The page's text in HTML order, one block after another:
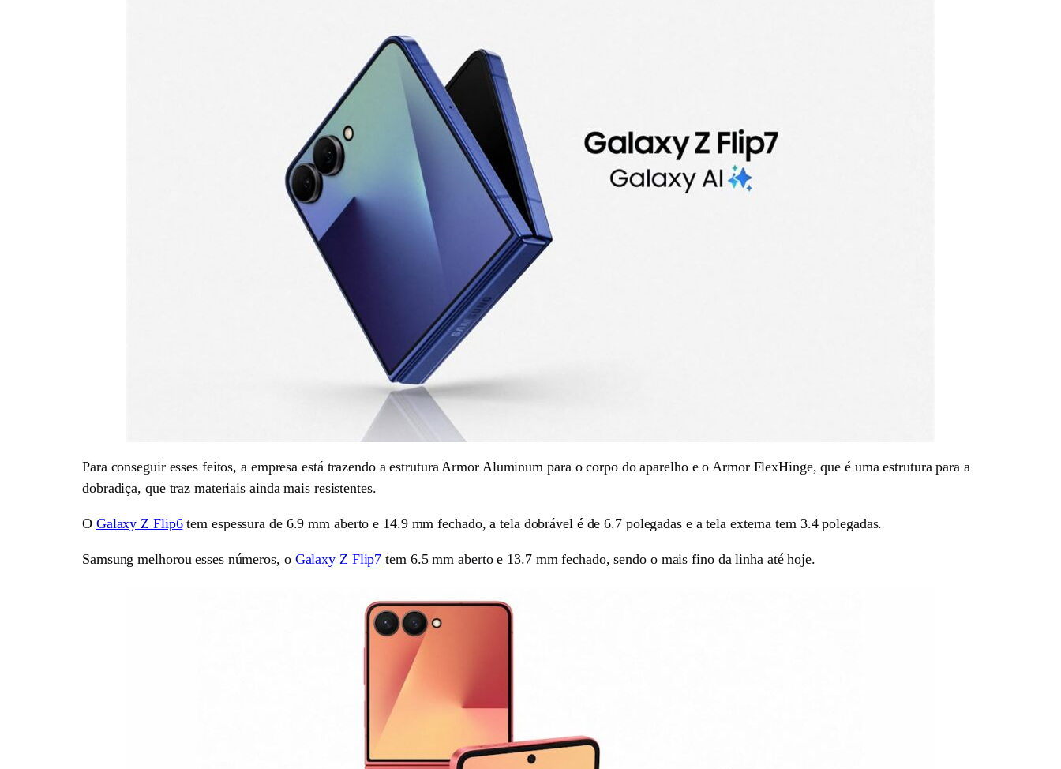
Para conseguir esses feitos, a empresa está trazendo a estrutura Armor Aluminum para o corpo do aparelho e o Armor FlexHinge, que é uma estrutura para a
dobradiça, que traz materiais ainda mais resistentes.
O Galaxy Z Flip6tem espessura de 6.9 mm aberto e 14.9 mm fechado, a tela dobrável é de 6.7 polegadas e a tela externa tem 3.4 polegadas.
Samsung melhorou esses números, o Galaxy Z Flip7 tem 6.5 mm aberto e 13.7 mm fechado, sendo o mais fino da linha até hoje.